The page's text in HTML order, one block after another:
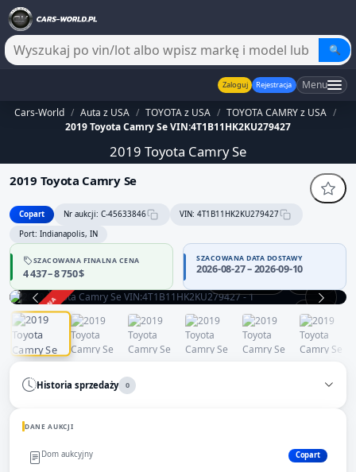
🔍
Zaloguj Rejestracja Menu
Cars-World / Auta z USA / TOYOTA z USA / TOYOTA CAMRY z USA /
2019 Toyota Camry Se VIN:4T1B11HK2KU279427
2019 Toyota Camry Se
2019 Toyota Camry Se
Copart Nr aukcji: C-45633846
VIN: 4T1B11HK2KU279427
Port: Indianapolis, IN
SZACOWANA FINALNA CENA
4 437 – 8 750 $
SZACOWANA DATA DOSTAWY
2026-08-27 – 2026-09-10
ZAKOŃCZONA
Historia sprzedaży 0
DANE AUKCJI
Dom aukcyjny Copart